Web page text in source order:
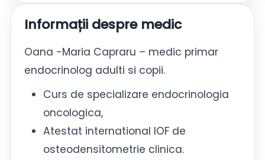
Informații despre medic
Oana -Maria Capraru – medic primar
endocrinolog adulti si copii.
Curs de specializare endocrinologia
oncologica,
Atestat international IOF de
osteodensitometrie clinica.